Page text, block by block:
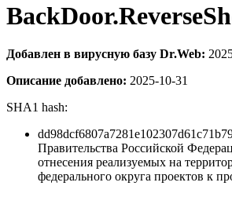
Добавлен в вирусную базу Dr.Web:
Описание добавлено: 2025-10-31
SHA1 hash:
Правительства Российской
отнесения реализуемых на
федерального округа проектов к